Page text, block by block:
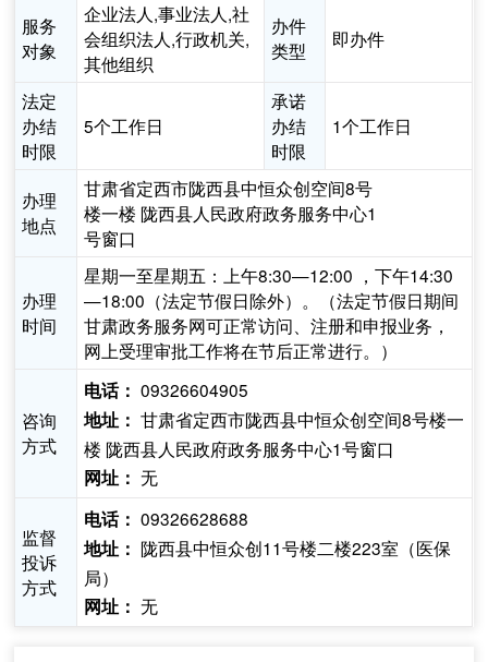
服务
对象
企业法人,事业法人,社
会组织法人,行政机关,
其他组织
办件
类型
即办件
法定
办结
时限
5个工作日
承诺
办结
时限
1个工作日
办理
地点
甘肃省定西市陇西县中恒众创空间8号
楼一楼 陇西县人民政府政务服务中心1
号窗口
办理
时间
星期一至星期五：上午8:30—12:00 ，下午14:30
—18:00（法定节假日除外）。（法定节假日期间
甘肃政务服务网可正常访问、注册和申报业务，
网上受理审批工作将在节后正常进行。）
咨询
方式
电话： 09326604905
地址： 甘肃省定西市陇西县中恒众创空间8号楼一
楼 陇西县人民政府政务服务中心1号窗口
网址： 无
监督
投诉
方式
电话： 09326628688
地址： 陇西县中恒众创11号楼二楼223室（医保
局）
网址： 无